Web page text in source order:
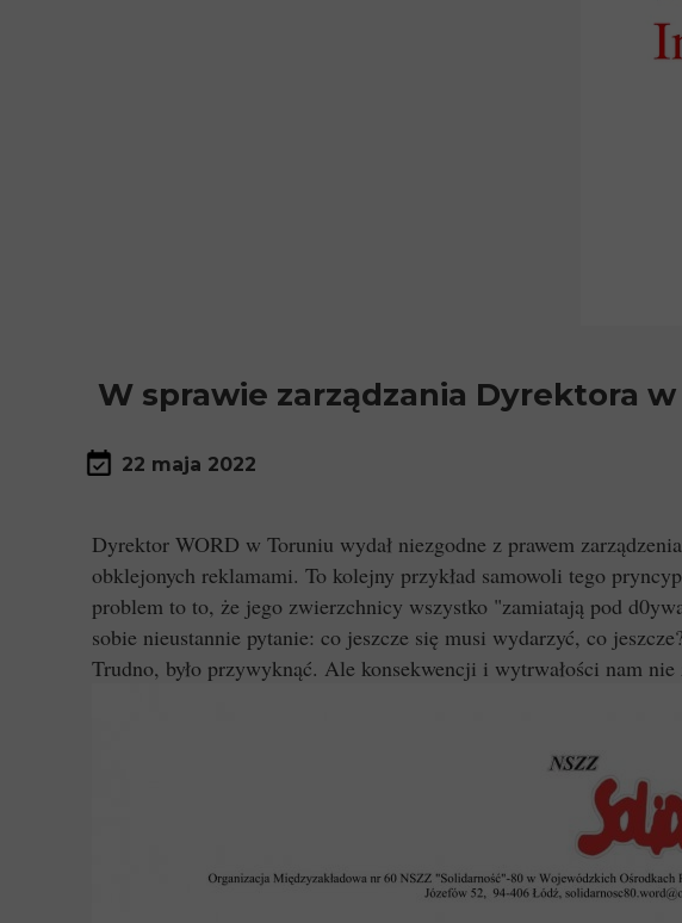
22 maja 2022
Dyrektor WORD w Toruniu wydał niezgodne z prawem
obklejonych reklamami. To kolejny przykład samowoli tego
problem to to, że jego zwierzchnicy wszystko "zamiatają pod
sobie nieustannie pytanie: co jeszcze się musi wydarzyć, co
Trudno, było przywyknąć. Ale konsekwencji i wytrwałości nam
W sprawie zarządzania Dyrektora